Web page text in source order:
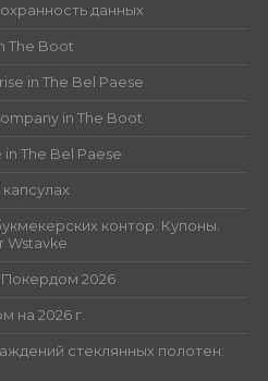
данных
The Boot
in The Bel Paese
in The Boot
The Bel Paese
контор. Купоны.
Wstavke
Покердом 2026
на 2026 г.
стеклянных полотен: